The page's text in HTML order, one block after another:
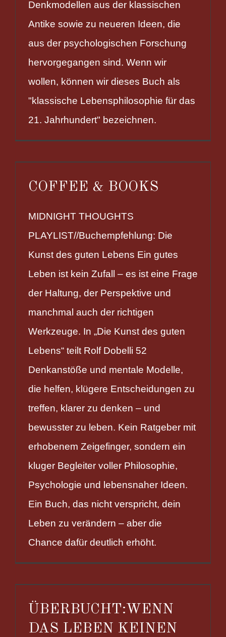
Denkmodellen aus der klassischen
Antike sowie zu neueren Ideen, die
aus der psychologischen Forschung
hervorgegangen sind. Wenn wir
wollen, können wir dieses Buch als
"klassische Lebensphilosophie für das
21. Jahrhundert" bezeichnen.
COFFEE & BOOKS
MIDNIGHT THOUGHTS
PLAYLIST//Buchempfehlung: Die
Kunst des guten Lebens Ein gutes
Leben ist kein Zufall – es ist eine Frage
der Haltung, der Perspektive und
manchmal auch der richtigen
Werkzeuge. In „Die Kunst des guten
Lebens“ teilt Rolf Dobelli 52
Denkanstöße und mentale Modelle,
die helfen, klügere Entscheidungen zu
treffen, klarer zu denken – und
bewusster zu leben. Kein Ratgeber mit
erhobenem Zeigefinger, sondern ein
kluger Begleiter voller Philosophie,
Psychologie und lebensnaher Ideen.
Ein Buch, das nicht verspricht, dein
Leben zu verändern – aber die
Chance dafür deutlich erhöht.
ÜBERBUCHT:WENN
DAS LEBEN KEINEN